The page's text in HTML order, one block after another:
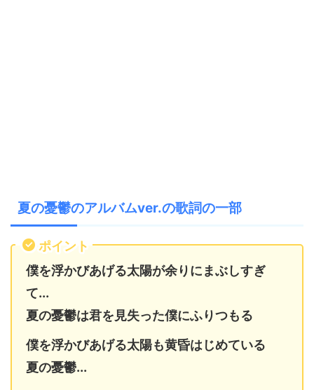
夏の憂鬱のアルバムver.の歌詞の一部
ポイント
僕を浮かびあげる太陽が余りにまぶしすぎ
て...
夏の憂鬱は君を見失った僕にふりつもる
僕を浮かびあげる太陽も黄昏はじめている
夏の憂鬱...